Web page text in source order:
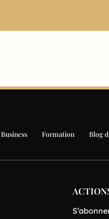
Business Formation Blog